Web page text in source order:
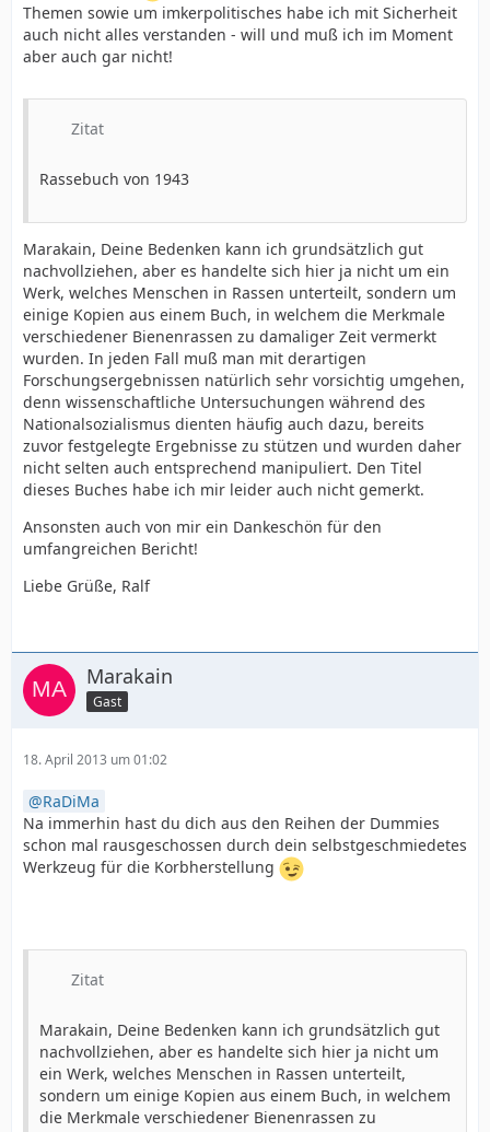
Themen sowie um imkerpolitisches habe ich mit Sicherheit
auch nicht alles verstanden - will und muß ich im Moment
aber auch gar nicht!
Zitat
Rassebuch von 1943
Marakain, Deine Bedenken kann ich grundsätzlich gut
nachvollziehen, aber es handelte sich hier ja nicht um ein
Werk, welches Menschen in Rassen unterteilt, sondern um
einige Kopien aus einem Buch, in welchem die Merkmale
verschiedener Bienenrassen zu damaliger Zeit vermerkt
wurden. In jeden Fall muß man mit derartigen
Forschungsergebnissen natürlich sehr vorsichtig umgehen,
denn wissenschaftliche Untersuchungen während des
Nationalsozialismus dienten häufig auch dazu, bereits
zuvor festgelegte Ergebnisse zu stützen und wurden daher
nicht selten auch entsprechend manipuliert. Den Titel
dieses Buches habe ich mir leider auch nicht gemerkt.
Ansonsten auch von mir ein Dankeschön für den
umfangreichen Bericht!
Liebe Grüße, Ralf
Marakain
Gast
18. April 2013 um 01:02
RaDiMa
Na immerhin hast du dich aus den Reihen der Dummies
schon mal rausgeschossen durch dein selbstgeschmiedetes
Werkzeug für die Korbherstellung
Zitat
Marakain, Deine Bedenken kann ich grundsätzlich gut
nachvollziehen, aber es handelte sich hier ja nicht um
ein Werk, welches Menschen in Rassen unterteilt,
sondern um einige Kopien aus einem Buch, in welchem
die Merkmale verschiedener Bienenrassen zu